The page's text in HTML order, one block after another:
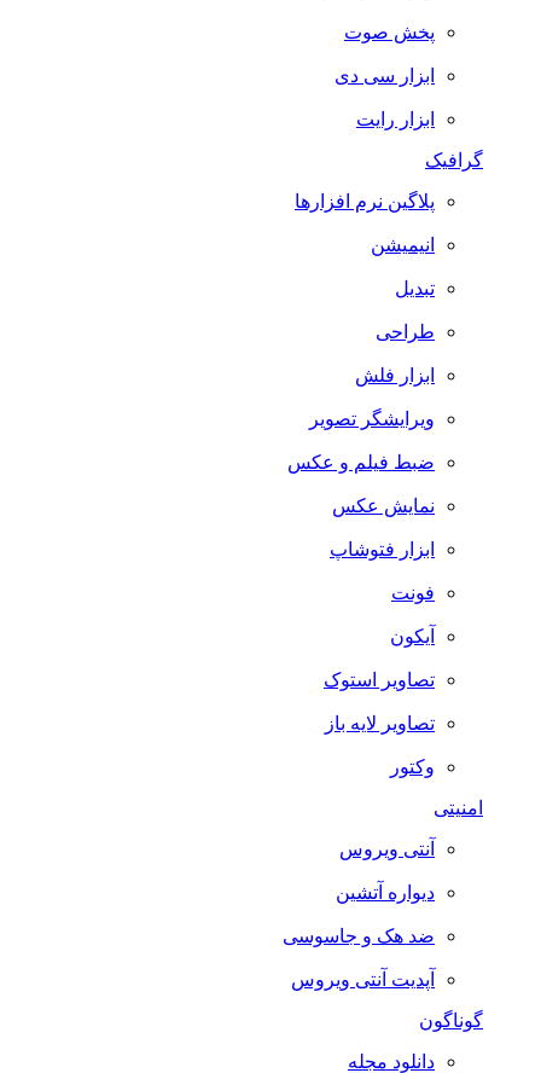
پخش صوت
ابزار سی دی
ابزار رایت
گرافیک
پلاگین نرم افزارها
انیمیشن
تبدیل
طراحی
ابزار فلش
ویرایشگر تصویر
ضبط فيلم و عكس
نمایش عکس
ابزار فتوشاپ
فونت
آیکون
تصاویر استوک
تصاویر لایه باز
وکتور
امنیتی
آنتی ویروس
دیواره آتشین
ضد هک و جاسوسی
آپدیت آنتی ویروس
گوناگون
دانلود مجله